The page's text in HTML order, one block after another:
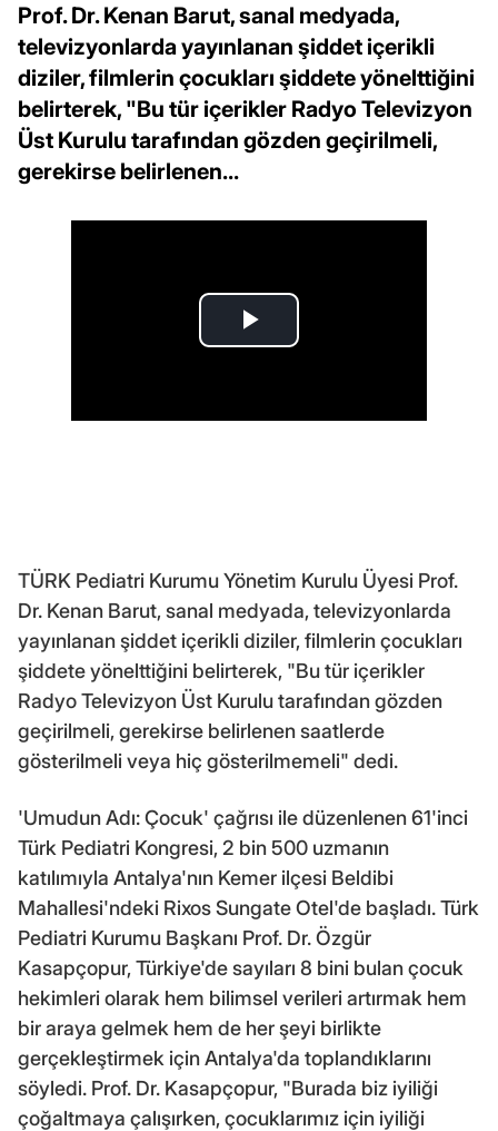
Prof. Dr. Kenan Barut, sanal medyada,
televizyonlarda yayınlanan şiddet içerikli
diziler, filmlerin çocukları şiddete yönelttiğini
belirterek, "Bu tür içerikler Radyo Televizyon
Üst Kurulu tarafından gözden geçirilmeli,
gerekirse belirlenen...
TÜRK Pediatri Kurumu Yönetim Kurulu Üyesi Prof.
Dr. Kenan Barut, sanal medyada, televizyonlarda
yayınlanan şiddet içerikli diziler, filmlerin çocukları
şiddete yönelttiğini belirterek, "Bu tür içerikler
Radyo Televizyon Üst Kurulu tarafından gözden
geçirilmeli, gerekirse belirlenen saatlerde
gösterilmeli veya hiç gösterilmemeli" dedi.
'Umudun Adı: Çocuk' çağrısı ile düzenlenen 61'inci
Türk Pediatri Kongresi, 2 bin 500 uzmanın
katılımıyla Antalya'nın Kemer ilçesi Beldibi
Mahallesi'ndeki Rixos Sungate Otel'de başladı. Türk
Pediatri Kurumu Başkanı Prof. Dr. Özgür
Kasapçopur, Türkiye'de sayıları 8 bini bulan çocuk
hekimleri olarak hem bilimsel verileri artırmak hem
bir araya gelmek hem de her şeyi birlikte
gerçekleştirmek için Antalya'da toplandıklarını
söyledi. Prof. Dr. Kasapçopur, "Burada biz iyiliği
çoğaltmaya çalışırken, çocuklarımız için iyiliği